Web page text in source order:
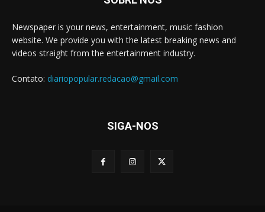
Newspaper is your news, entertainment, music fashion
website. We provide you with the latest breaking news and
videos straight from the entertainment industry.
Contato: diariopopular.redacao@gmail.com
SIGA-NOS